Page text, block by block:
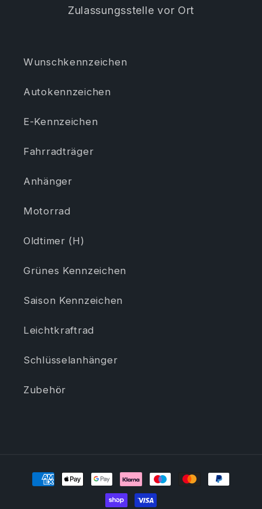
Zulassungsstelle vor Ort
Wunschkennzeichen
Autokennzeichen
E-Kennzeichen
Fahrradträger
Anhänger
Motorrad
Oldtimer (H)
Grünes Kennzeichen
Saison Kennzeichen
Leichtkraftrad
Schlüsselanhänger
Zubehör
Zahlungsmethoden